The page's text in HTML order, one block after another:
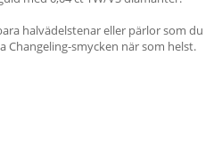
halvädelstenar eller pärlor som du
Changeling-smycken när som helst.